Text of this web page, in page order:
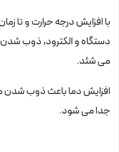
با افزایش درجه حرارت و تا
دستگاه و الکترود, ذوب
می شئد.
افزایش دما باعث ذوب شدن
جدا می شود.